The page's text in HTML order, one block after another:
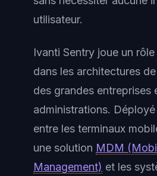
utilisateur.
Ivanti Sentry joue un
dans les architectures
des grandes entreprises
administrations.
entre les terminaux
une solution MDM
Management) et les